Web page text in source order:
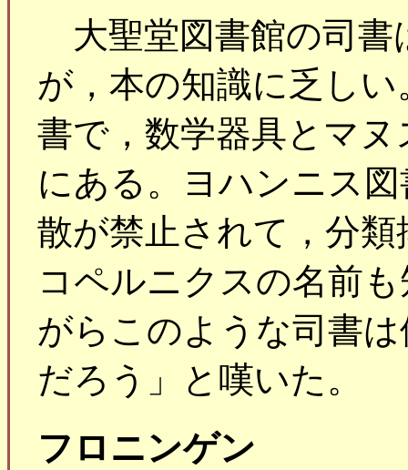
大聖堂図書館の司書
が，本の知識に乏し
書で，数学器具とマ
にある。ヨハンニス
散が禁止されて，分
コペルニクスの名前
がらこのような司書
だろう」と嘆いた。
フロニンゲン